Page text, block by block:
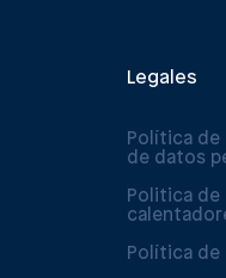
Legales
Política de
de datos
Politica de
Política de